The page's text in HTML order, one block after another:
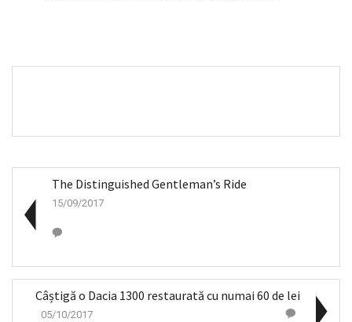
The Distinguished Gentleman’s Ride
15/09/2017
Câștigă o Dacia 1300 restaurată cu numai 60 de lei
05/10/2017